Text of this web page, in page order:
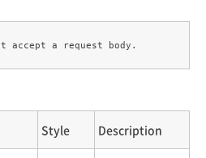
Style Description